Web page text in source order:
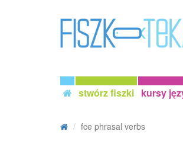
stwórz fiszki kursy
fce phrasal verbs